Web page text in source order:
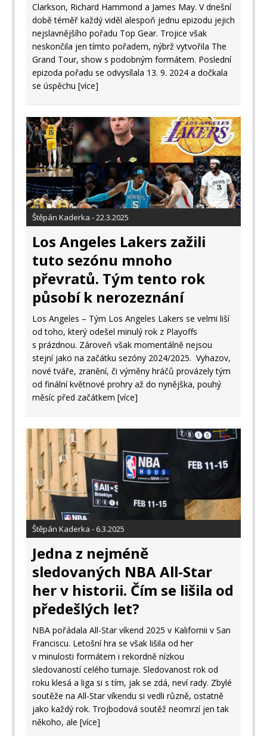
Clarkson, Richard Hammond a James May. V dnešní
době téměř každý viděl alespoň jednu epizodu jejich
nejslavnějšího pořadu Top Gear. Trojice však
neskončila jen tímto pořadem, nýbrž vytvořila The
Grand Tour, show s podobným formátem. Poslední
epizoda pořadu se odvysílala 13. 9. 2024 a dočkala
se úspěchu [více]
Štěpán Kaderka - 22.3.2025
Los Angeles Lakers zažili
tuto sezónu mnoho
převratů. Tým tento rok
působí k nerozeznání
Los Angeles – Tým Los Angeles Lakers se velmi liší
od toho, který odešel minulý rok z Playoffs
s prázdnou. Zároveň však momentálně nejsou
stejní jako na začátku sezóny 2024/2025. Vyhazov,
nové tváře, zranění, či výměny hráčů provázely tým
od finální květnové prohry až do nynějška, pouhý
měsíc před začátkem [více]
Štěpán Kaderka - 6.3.2025
Jedna z nejméně
sledovaných NBA All-Star
her v historii. Čím se lišila od
předešlých let?
NBA pořádala All-Star víkend 2025 v Kalifornii v San
Franciscu. Letošní hra se však lišila od her
v minulosti formátem i rekordně nízkou
sledovaností celého turnaje. Sledovanost rok od
roku klesá a liga si s tím, jak se zdá, neví rady. Zbylé
soutěže na All-Star víkendu si vedli různě, ostatně
jako každý rok. Trojbodová soutěž neomrzí jen tak
někoho, ale [více]